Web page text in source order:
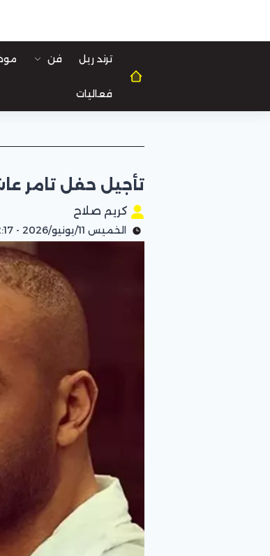
ترند ريل فن
فعاليات
تأجيل حفل تامر
كريم صلاح
الخميس 11/يونيو/2026 - 02:17 م